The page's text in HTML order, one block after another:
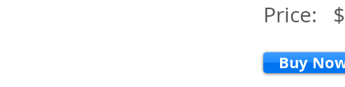
Price:
Buy